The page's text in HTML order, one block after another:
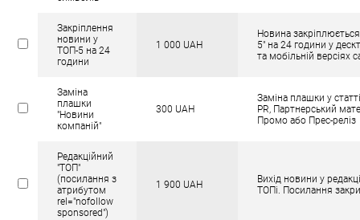
Закріплення
новини у
ТОП-5 на 24
години
1 000 UAH
Новина
5" на 24 години у
та мобільній версіях
Заміна
плашки
"Новини
компаній"
300 UAH
Заміна плашки у
PR, Партнерський
Промо або Прес-реліз
Редакційний
"ТОП"
(посилання з
атрибутом
rel="nofollow
sponsored")
1 900 UAH
Вихід новини у
ТОПі. Посилання